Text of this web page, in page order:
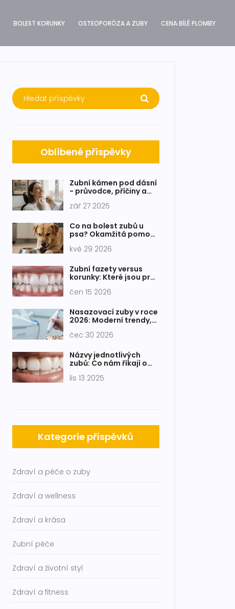
BOLEST KORUNKY OSTEOPORÓZA A ZUBY CENA BÍLÉ PLOMBY
Oblíbené příspěvky
Zubní kámen pod dásní
- průvodce, příčiny a
zář 27 2025
Co na bolest zubů u
psa? Okamžitá pomoc,
veterináři
kvě 29 2026
Zubní fazety versus
korunky: Které jsou pro
průvodce
čen 15 2026
Nasazovací zuby v roce
2026: Moderní trendy,
čec 30 2026
Názvy jednotlivých
zubů: Co nám říkají o
lis 13 2025
Kategorie příspěvků
Zdraví a péče o zuby
Zdraví a wellness
Zdraví a krása
Zubní péče
Zdraví a životní styl
Zdraví a fitness